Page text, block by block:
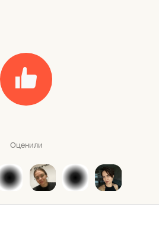
Оценили